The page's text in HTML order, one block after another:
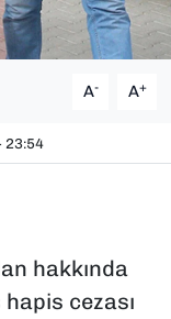
A- A+
23:54
hakkında
cezası